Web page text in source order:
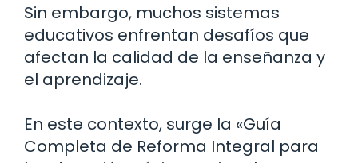
Sin embargo, muchos sistemas
educativos enfrentan desafíos que
afectan la calidad de la enseñanza y
el aprendizaje.
En este contexto, surge la «Guía
Completa de Reforma Integral para